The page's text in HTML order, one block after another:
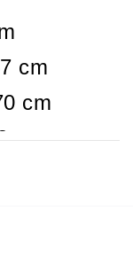
cm
cm
cm